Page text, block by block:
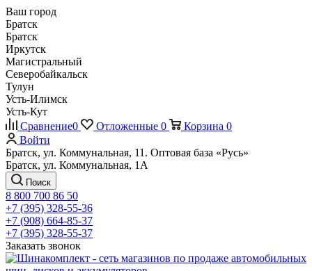
Ваш город
Братск
Братск
Иркутск
Магистральный
Северобайкальск
Тулун
Усть-Илимск
Усть-Кут
Сравнение0 Отложенные 0 Корзина 0
Войти
Братск, ул. Коммунальная, 11. Оптовая база «Русь»
Братск, ул. Коммунальная, 1А
Поиск
8 800 700 86 50
+7 (395) 328-55-36
+7 (908) 664-85-37
+7 (395) 328-55-37
Заказать звонок